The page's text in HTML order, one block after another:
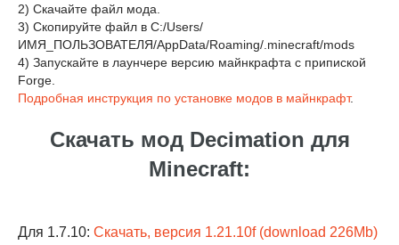
2) Скачайте файл мода.
3) Скопируйте файл в C:/Users/
ИМЯ_ПОЛЬЗОВАТЕЛЯ/AppData/Roaming/.minecraft/mods
4) Запускайте в лаунчере версию майнкрафта с припиской
Forge.
Подробная инструкция по установке модов в майнкрафт.
Скачать мод Decimation для
Minecraft:
Для 1.7.10: Скачать, версия 1.21.10f (download 226Mb)